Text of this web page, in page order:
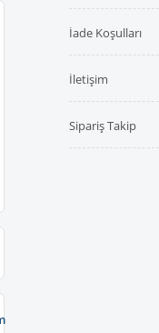
İade Koşulları
İletişim
Sipariş Takip